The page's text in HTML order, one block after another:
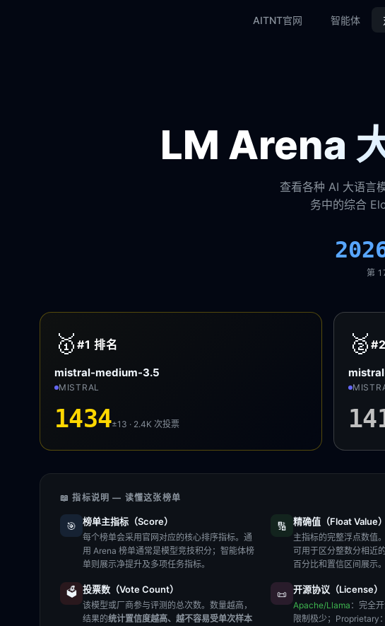
AITNT官网 智能体
LM Arena
查看各种 AI 大语言
务中的综合
第
🥇 #1排名
mistral-medium-3.5
MISTRAL
1434±13 · 2.4K次投票
🥈
📖 指标说明 — 读懂这张榜单
🎯 榜单主指标（Score）
每个榜单会采用官网对应的核心排序指标。通
用 Arena 榜单通常是模型竞技积分；智能体榜
单则展示净提升及多项任务指标。
🔢 精确值（Float Value）
主指标的完整浮点数值
可用于区分整数分相近
百分比和置信区间展示。
🗳️ 投票数（Vote Count）
该模型或厂商参与评测的总次数。数量越高，
结果的统计置信度越高、越不容易受单次样本
📜 开源协议（License）
Apache/Llama ：完全开
限制极少； Proprietary